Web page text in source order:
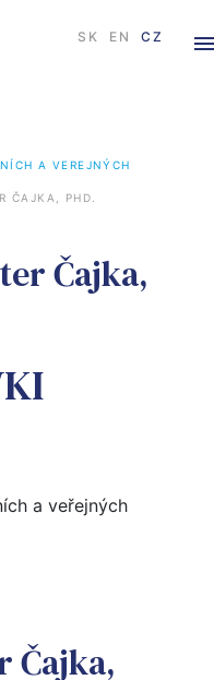
CZ
SK EN
A VEREJNÝCH
ČAJKA, PHD.
Čajka,
a veřejných
Čajka,